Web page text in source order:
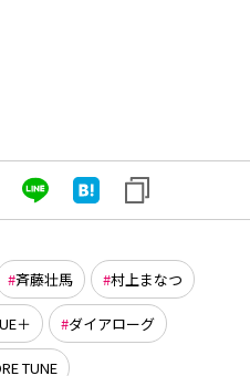
斉藤壮馬 村上まなつ
＋ ダイアローグ
TUNE